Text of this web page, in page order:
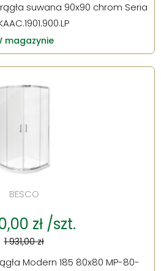
suwana 90x90 chrom Seria
magazynie
BESCO
zł /szt.
1 931,00 zł
Modern 185 80x80 MP-80-